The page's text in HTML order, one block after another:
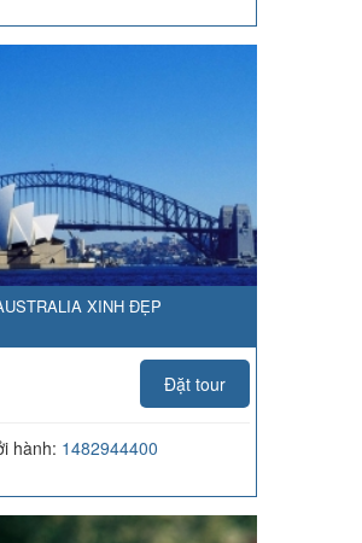
XINH ĐẸP
Đặt tour
hành: 1482944400